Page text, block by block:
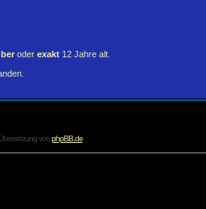
oder exakt 12 Jahre alt.
vonphpBB.de